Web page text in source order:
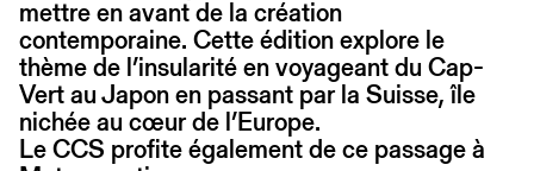
mettre en avant de la création
contemporaine. Cette édition explore le
thème de l’insularité en voyageant du Cap-
Vert au Japon en passant par la Suisse, île
nichée au cœur de l’Europe.
Le CCS profite également de ce passage à